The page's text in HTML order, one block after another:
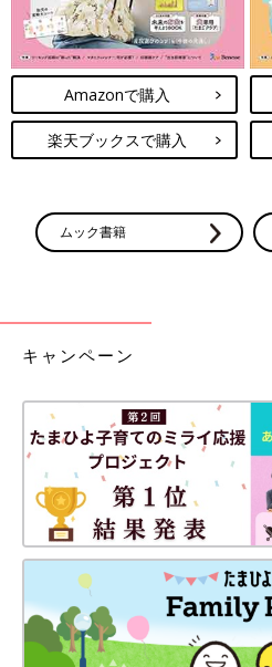
Amazonで購入
楽天ブックスで購入
ムック書籍
キャンペーン